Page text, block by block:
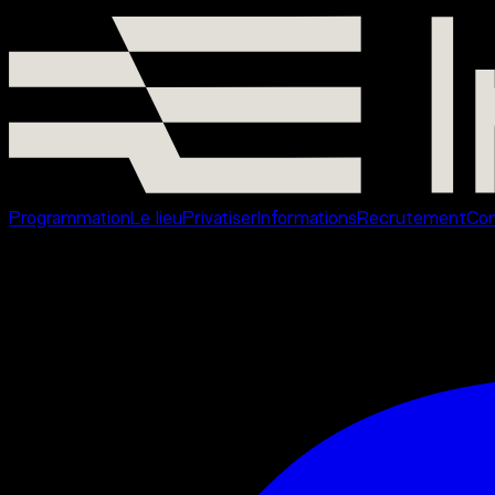
ProgrammationLe lieuPrivatiserInformationsRecrutement